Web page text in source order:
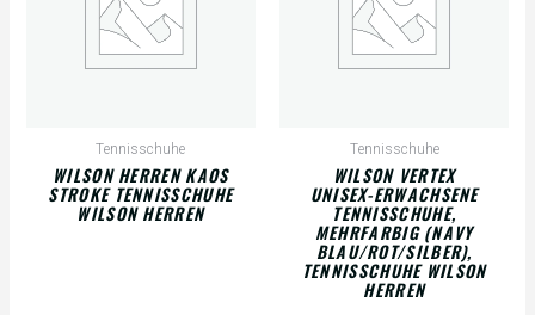
Tennisschuhe
WILSON HERREN KAOS
STROKE TENNISSCHUHE
WILSON HERREN
Tennisschuhe
WILSON VERTEX
UNISEX-ERWACHSENE
TENNISSCHUHE,
MEHRFARBIG (NAVY
BLAU/ROT/SILBER),
TENNISSCHUHE WILSON
HERREN